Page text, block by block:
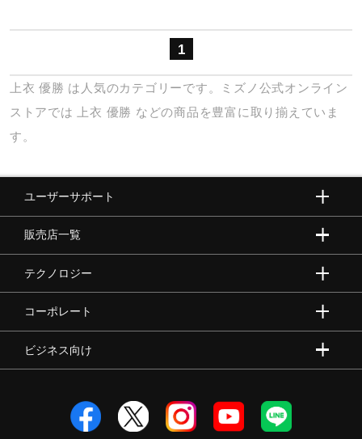
その他
サポート
取扱店一覧
1
上衣 優勝 は人気のカテゴリーです。ミズノ公式オンライン
ストアでは
上衣 優勝 などの商品を豊富に取り揃えていま
す。
ユーザーサポート
販売店一覧
テクノロジー
コーポレート
ビジネス向け